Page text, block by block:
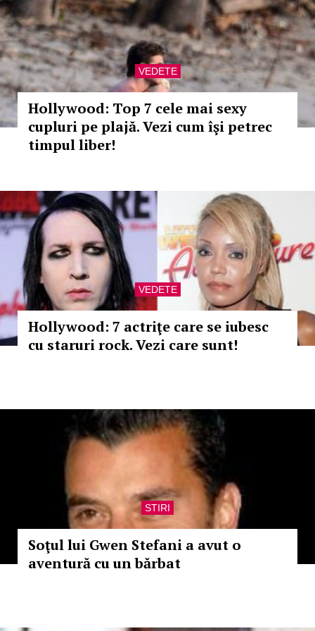
VEDETE
Hollywood: Top 7 cele mai sexy
cupluri pe plajă. Vezi cum îşi petrec
timpul liber!
VEDETE
Hollywood: 7 actriţe care se iubesc
cu staruri rock. Vezi care sunt!
STIRI
Soţul lui Gwen Stefani a avut o
aventură cu un bărbat